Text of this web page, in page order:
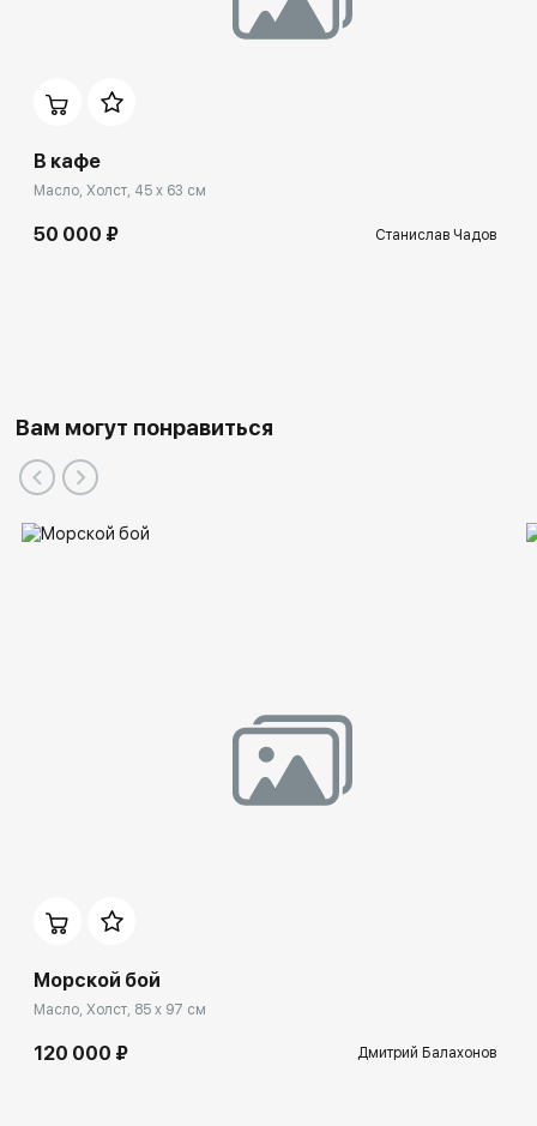
В кафе
Масло, Холст, 45 x 63 см
50 000 ₽ Станислав Чадов
Вам могут понравиться
Морской бой
Масло, Холст, 85 x 97 см
120 000 ₽ Дмитрий Балахонов